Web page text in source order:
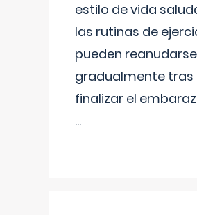
estilo de vida
las rutinas de
pueden reanudarse
gradualmente tras
finalizar el
...